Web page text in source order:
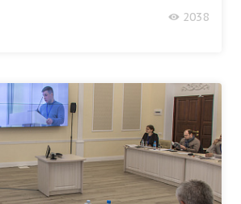
2038